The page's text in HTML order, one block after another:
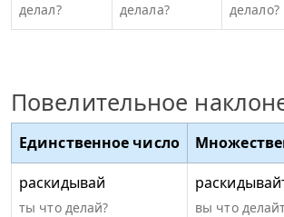
делал?
делала?
делало?
Повелительное
Единственное число
раскидывай
ты что делай? вы что